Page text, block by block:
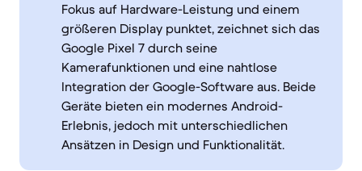
Fokus auf Hardware-Leistung und einem
größeren Display punktet, zeichnet sich das
Google Pixel 7 durch seine
Kamerafunktionen und eine nahtlose
Integration der Google-Software aus. Beide
Geräte bieten ein modernes Android-
Erlebnis, jedoch mit unterschiedlichen
Ansätzen in Design und Funktionalität.